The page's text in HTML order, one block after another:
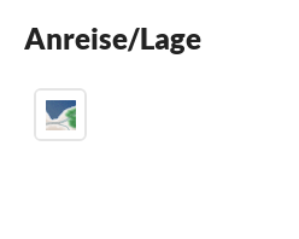
Parkplatz
Anreise/Lage